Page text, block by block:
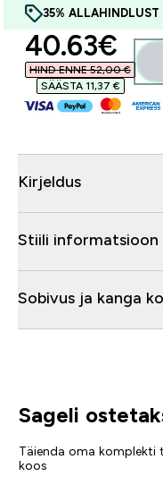
35% ALLAHINDLUST
40.63€‎
HIND ENNE 52,00 €‎
SÄÄSTA 11,37 €‎
Kirjeldus
Stiili informatsioon
Sobivus ja kanga
Sageli
Täienda oma komplekti
koos